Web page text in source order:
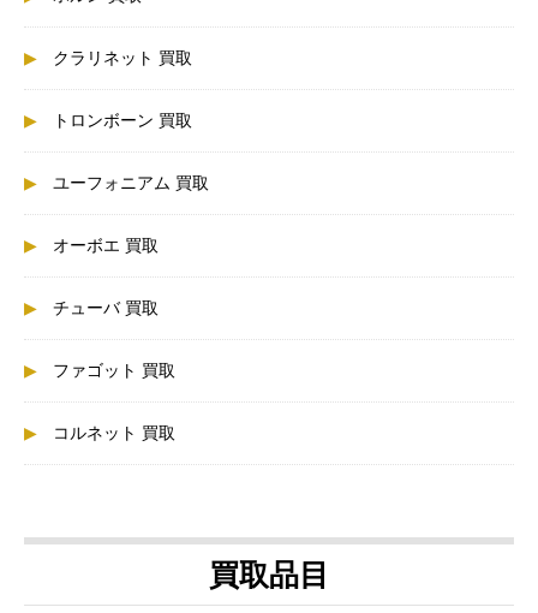
クラリネット 買取
トロンボーン 買取
ユーフォニアム 買取
オーボエ 買取
チューバ 買取
ファゴット 買取
コルネット 買取
買取品目